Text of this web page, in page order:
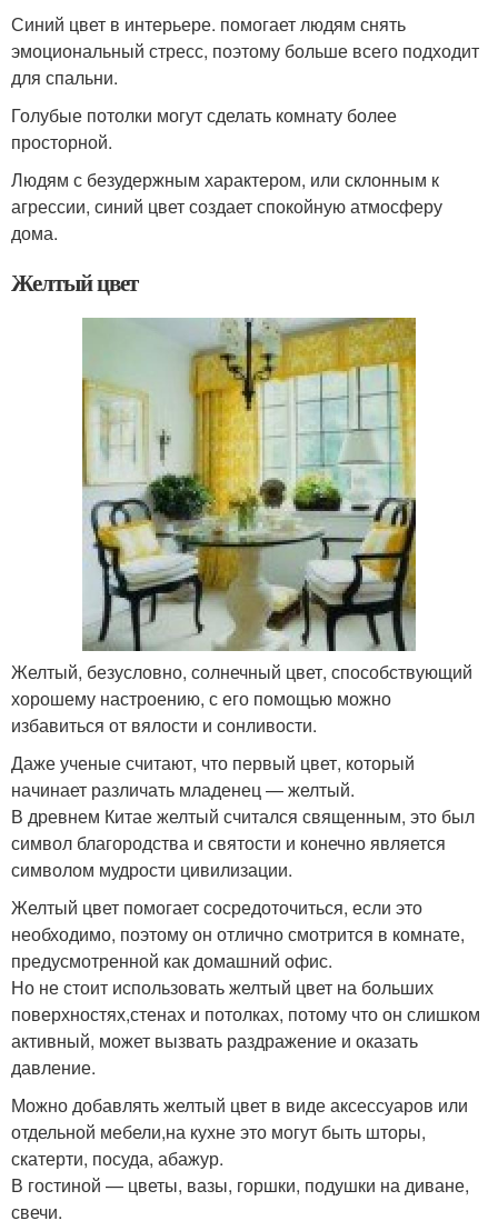
Синий цвет в интерьере. помогает людям снять
эмоциональный стресс, поэтому больше всего подходит
для спальни.
Голубые потолки могут сделать комнату более
просторной.
Людям с безудержным характером, или склонным к
агрессии, синий цвет создает спокойную атмосферу
дома.
Желтый цвет
Желтый, безусловно, солнечный цвет, способствующий
хорошему настроению, с его помощью можно
избавиться от вялости и сонливости.
Даже ученые считают, что первый цвет, который
начинает различать младенец — желтый.
В древнем Китае желтый считался священным, это был
символ благородства и святости и конечно является
символом мудрости цивилизации.
Желтый цвет помогает сосредоточиться, если это
необходимо, поэтому он отлично смотрится в комнате,
предусмотренной как домашний офис.
Но не стоит использовать желтый цвет на больших
поверхностях,стенах и потолках, потому что он слишком
активный, может вызвать раздражение и оказать
давление.
Можно добавлять желтый цвет в виде аксессуаров или
отдельной мебели,на кухне это могут быть шторы,
скатерти, посуда, абажур.
В гостиной — цветы, вазы, горшки, подушки на диване,
свечи.